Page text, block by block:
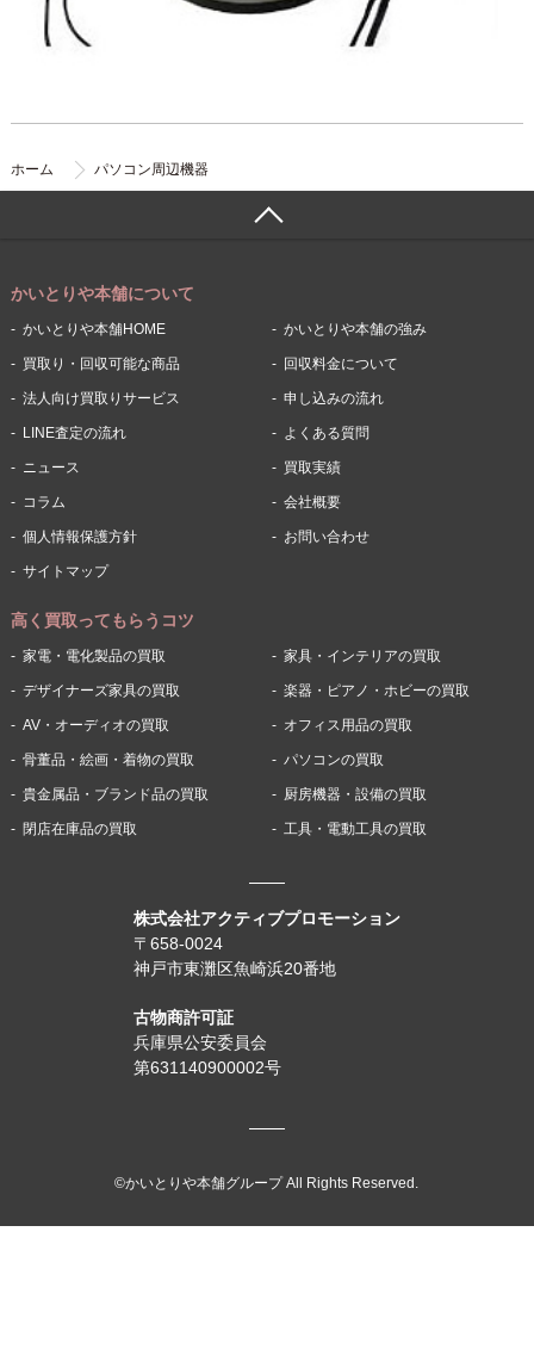
ホーム パソコン周辺機器
株式会社アクティブプロモーション
〒658-0024
神戸市東灘区魚崎浜20番地
古物商許可証
兵庫県公安委員会
第631140900002号
かいとりや本舗について
かいとりや本舗HOME かいとりや本舗の強み
買取り・回収可能な商品 回収料金について
法人向け買取りサービス 申し込みの流れ
LINE査定の流れ よくある質問
ニュース 買取実績
コラム 会社概要
個人情報保護方針 お問い合わせ
サイトマップ
高く買取ってもらうコツ
家電・電化製品の買取 家具・インテリアの買取
デザイナーズ家具の買取 楽器・ピアノ・ホビーの買取
AV・オーディオの買取 オフィス用品の買取
骨董品・絵画・着物の買取 パソコンの買取
貴金属品・ブランド品の買取 厨房機器・設備の買取
閉店在庫品の買取 工具・電動工具の買取
©かいとりや本舗グループ All Rights Reserved.